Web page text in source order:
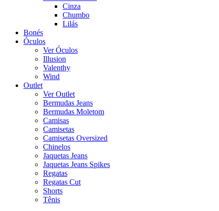
Cinza
Chumbo
Lilás
Bonés
Óculos
Ver Óculos
Illusion
Valenthy
Wind
Outlet
Ver Outlet
Bermudas Jeans
Bermudas Moletom
Camisas
Camisetas
Camisetas Oversized
Chinelos
Jaquetas Jeans
Jaquetas Jeans Spikes
Regatas
Regatas Cut
Shorts
Tênis